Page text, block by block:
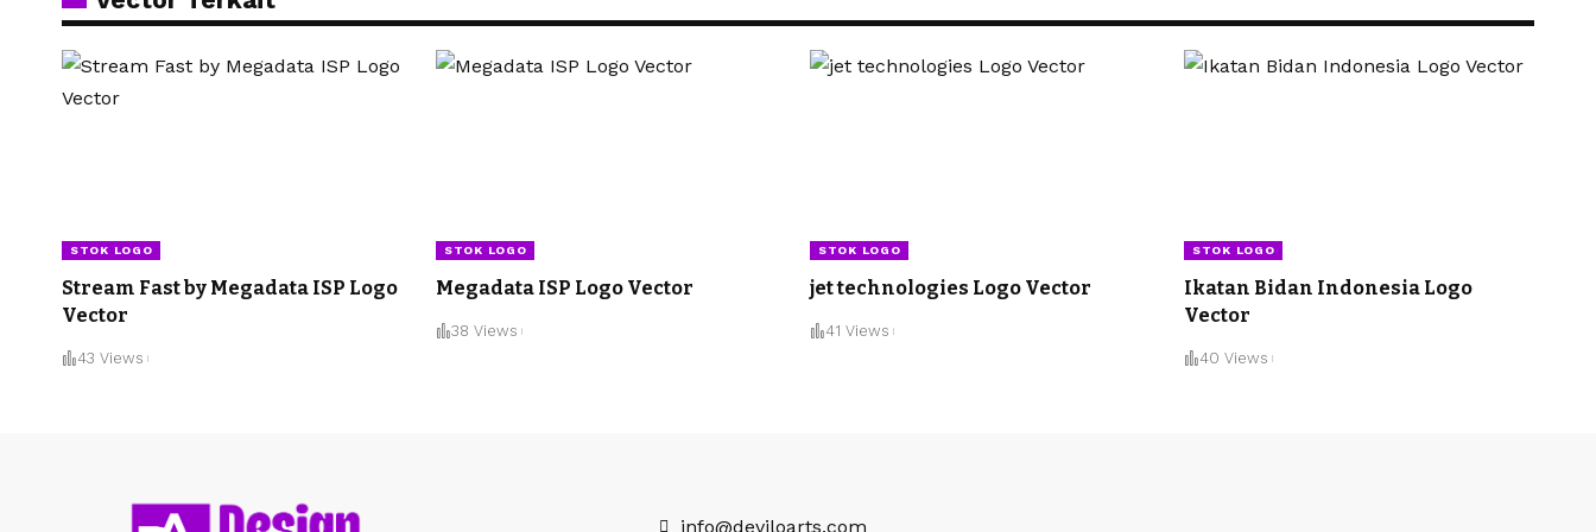
STOK LOGO
Stream Fast by Megadata ISP Logo
Vector
43 Views
STOK LOGO
Megadata ISP Logo Vector
38 Views
STOK LOGO
jet technologies Logo Vector
41 Views
STOK LOGO
Ikatan Bidan Indonesia Logo
Vector
40 Views
info@deviloarts.com